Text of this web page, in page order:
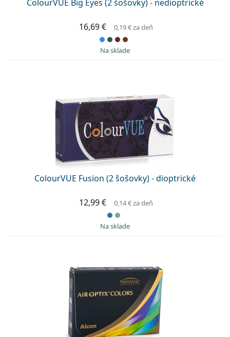
ColourVUE Big Eyes (2 šošovky) - nedioptrické
16,69 € 0,19 €za deň
na sklade
ColourVUE Fusion (2 šošovky) - dioptrické
12,99 € 0,14 €za deň
na sklade